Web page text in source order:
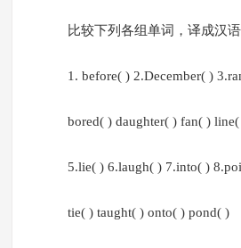
比较下列各组单词，译成汉语
1. before( ) 2.December( )
bored( ) daughter( ) fan( )
5.lie( ) 6.laugh( ) 7.into( )
tie( ) taught( ) onto( ) pond( )